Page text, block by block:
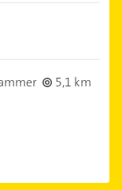
5,1 km